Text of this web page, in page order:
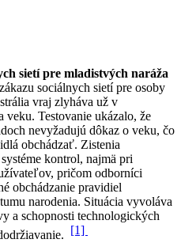
sietí pre mladistvých naráža
sociálnych sietí pre osoby
vraj zlyháva už v
veku. Testovanie ukázalo, že
nevyžadujú dôkaz o veku, čo
obchádzať. Zistenia
kontrol, najmä pri
pričom odborníci
obchádzanie pravidiel
narodenia. Situácia vyvoláva
a schopnosti technologických
[1]